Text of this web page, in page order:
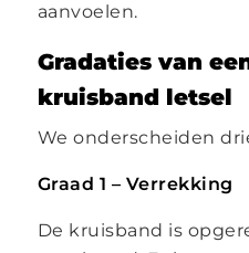
aanvoelen.
Gradaties van
kruisband letsel
We onderscheiden
Graad 1 – Verrekking
De kruisband is